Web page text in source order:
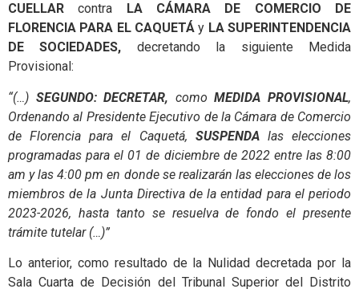
CUELLAR contra
LA CÁMARA DE COMERCIO DE
FLORENCIA PARA EL CAQUETÁy LA SUPERINTENDENCIA
DE SOCIEDADES, decretando la siguiente Medida
Provisional:
“(…) SEGUNDO: DECRETAR, comoMEDIDA PROVISIONAL,
Ordenando al Presidente Ejecutivo de la Cámara de Comercio
de Florencia para el Caquetá, SUSPENDAlas elecciones
programadas para el 01 de diciembre de 2022 entre las 8:00
am y las 4:00 pm en donde se realizarán las elecciones de los
miembros de la Junta Directiva de la entidad para el periodo
2023-2026, hasta tanto se resuelva de fondo el presente
trámite tutelar (…)”
Lo anterior, como resultado de la Nulidad decretada por la
Sala Cuarta de Decisión del Tribunal Superior del Distrito